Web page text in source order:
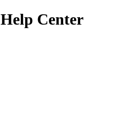
Center